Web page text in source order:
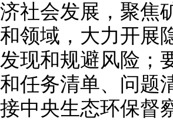
济社会发展，聚焦
和领域，大力开展
发现和规避风险；
和任务清单、问题
接中央生态环保督